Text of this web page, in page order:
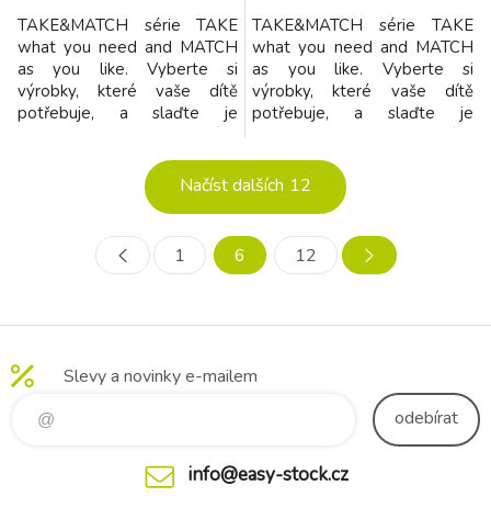
TAKE&MATCH série TAKE
what you need and MATCH
as you like. Vyberte si
výrobky, které vaše dítě
potřebuje, a slaďte je
představ. Jídelní sety jsou k
dispozici v barvách
inspirovaných nejnovějšími
aby každá barva dokonale
ladila s ostatními. Můžete
TAKE&MATCH série TAKE
what you need and MATCH
as you like. Vyberte si
výrobky, které vaše dítě
potřebuje, a slaďte je
představ. Jídelní sety jsou k
dispozici v barvách
inspirovaných nejnovějšími
aby každá barva dokonale
ladila s ostatními. Můžete
Načíst dalších 12
1 6 12
Slevy a novinky e-mailem
odebírat
info@easy-stock.cz